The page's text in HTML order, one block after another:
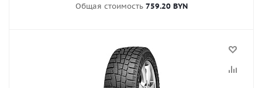
Общая стоимость 759.20 BYN